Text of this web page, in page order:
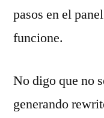
pasos en el
funcione.
No digo que no
generando